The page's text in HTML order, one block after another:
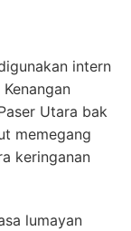
intern
Utara bak
memegang
keringanan
lumayan